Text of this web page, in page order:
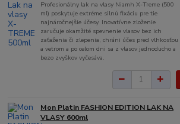
Profesionálny lak na vlasy Niamh X-Treme (500
ml) poskytuje extréme silnú fixáciu pre tie
najnáročnejšie účesy. Inovatívne zloženie
zaručuje okamžité spevnenie vlasov bez ich
zaťaženia či zlepenia, chráni účes pred vlhkosťou
a vetrom a po celom dni sa z vlasov jednoducho a
bezo zvyškov vyčesáva.
Mon Platin FASHION EDITION LAK NA
VLASY 600ml